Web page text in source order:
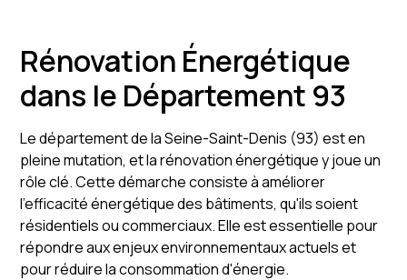
Rénovation Énergétique
dans le Département 93
Le département de la Seine-Saint-Denis (93) est en
pleine mutation, et la rénovation énergétique y joue un
rôle clé. Cette démarche consiste à améliorer
l'efficacité énergétique des bâtiments, qu'ils soient
résidentiels ou commerciaux. Elle est essentielle pour
répondre aux enjeux environnementaux actuels et
pour réduire la consommation d'énergie.